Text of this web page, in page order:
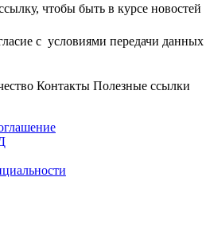
чтобы быть в курсе новостей
с условиями передачи данных
Контакты Полезные ссылки